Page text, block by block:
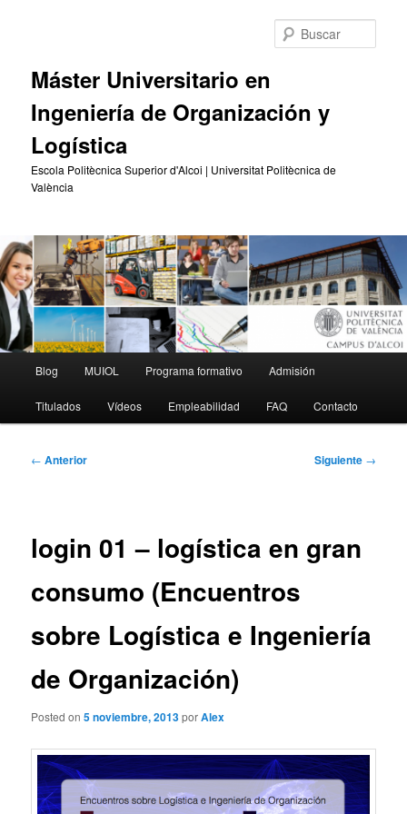
Máster Universitario en
Ingeniería de Organización y
Logística
Escola Politècnica Superior d'Alcoi | Universitat Politècnica de
València
principal
Blog MUIOL Programa formativo Admisión
Titulados Vídeos Empleabilidad FAQ Contacto
Navegación
← Anterior Siguiente →
login 01 – logística en gran
consumo (Encuentros
sobre Logística e Ingeniería
de Organización)
Posted on5 noviembre, 2013porAlex